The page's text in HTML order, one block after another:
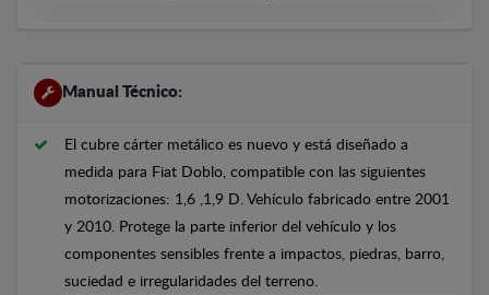
Manual Técnico:
El cubre cárter metálico es nuevo y está diseñado a
medida para Fiat Doblo, compatible con las siguientes
motorizaciones: 1,6 ,1,9 D. Vehículo fabricado entre 2001
y 2010. Protege la parte inferior del vehículo y los
componentes sensibles frente a impactos, piedras, barro,
suciedad e irregularidades del terreno.